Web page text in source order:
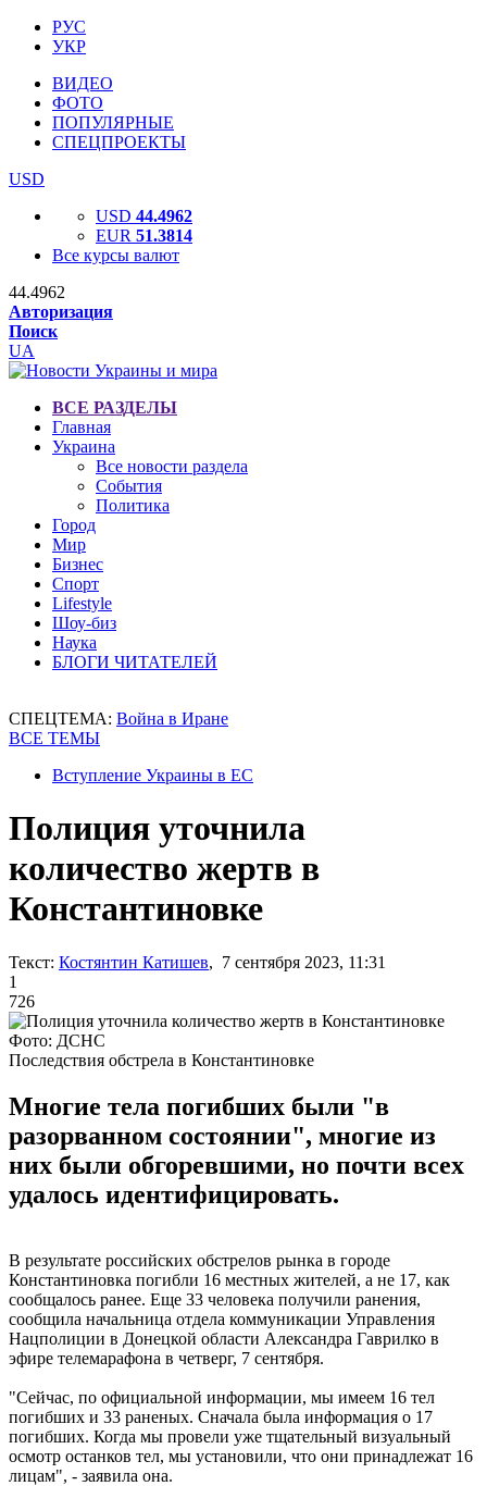
РУС
УКР
ВИДЕО
ФОТО
ПОПУЛЯРНЫЕ
СПЕЦПРОЕКТЫ
USD
USD 44.4962
EUR 51.3814
Все курсы валют
44.4962
Авторизация
Поиск
UA
ВСЕ РАЗДЕЛЫ
Главная
Украина
Все новости раздела
События
Политика
Город
Мир
Бизнес
Спорт
Lifestyle
Шоу-биз
Наука
БЛОГИ ЧИТАТЕЛЕЙ
СПЕЦТЕМА: Война в Иране
ВСЕ ТЕМЫ
Вступление Украины в ЕС
Полиция уточнила
количество жертв в
Константиновке
Текст: Костянтин Катишев, 7 сентября 2023, 11:31
1
726
Фото: ДСНС
Последствия обстрела в Константиновке
Многие тела погибших были "в
разорванном состоянии", многие из
них были обгоревшими, но почти всех
удалось идентифицировать.
В результате российских обстрелов рынка в городе
Константиновка погибли 16 местных жителей, а не 17, как
сообщалось ранее. Еще 33 человека получили ранения,
сообщила начальница отдела коммуникации Управления
Нацполиции в Донецкой области Александра Гаврилко в
эфире телемарафона в четверг, 7 сентября.
"Сейчас, по официальной информации, мы имеем 16 тел
погибших и 33 раненых. Сначала была информация о 17
погибших. Когда мы провели уже тщательный визуальный
осмотр останков тел, мы установили, что они принадлежат 16
лицам", - заявила она.